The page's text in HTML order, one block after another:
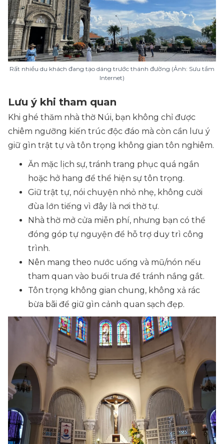
Rất nhiều du khách đang tạo dáng trước thánh đường (Ảnh: Sưu tầm
Internet)
Lưu ý khi tham quan
Khi ghé thăm nhà thờ Núi, bạn không chỉ được
chiêm ngưỡng kiến trúc độc đáo mà còn cần lưu ý
giữ gìn trật tự và tôn trọng không gian tôn nghiêm.
Ăn mặc lịch sự, tránh trang phục quá ngắn
hoặc hở hang để thể hiện sự tôn trọng.
Giữ trật tự, nói chuyện nhỏ nhẹ, không cười
đùa lớn tiếng vì đây là nơi thờ tự.
Nhà thờ mở cửa miễn phí, nhưng bạn có thể
đóng góp tự nguyện để hỗ trợ duy trì công
trình.
Nên mang theo nước uống và mũ/nón nếu
tham quan vào buổi trưa để tránh nắng gắt.
Tôn trọng không gian chung, không xả rác
bừa bãi để giữ gìn cảnh quan sạch đẹp.